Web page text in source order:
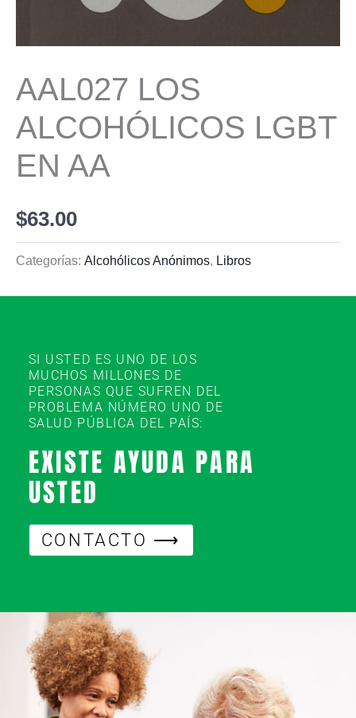
AAL027 LOS
ALCOHÓLICOS LGBT
EN AA
$63.00
Categorías: Alcohólicos Anónimos, Libros
SI USTED ES UNO DE LOS
MUCHOS MILLONES DE
PERSONAS QUE SUFREN DEL
PROBLEMA NÚMERO UNO DE
SALUD PÚBLICA DEL PAÍS:
EXISTE AYUDA PARA
USTED
CONTACTO ⟶